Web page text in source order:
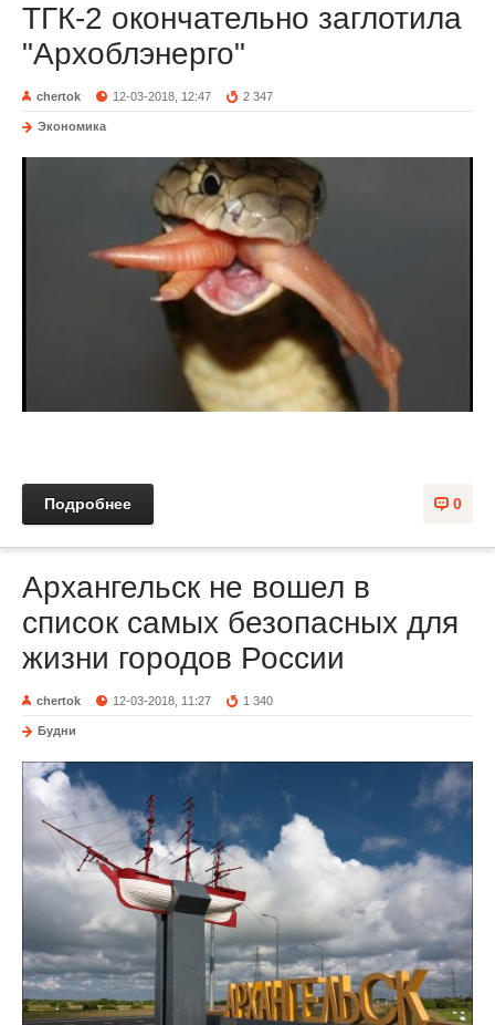
ТГК-2 окончательно заглотила
"Архоблэнерго"
chertok 12-03-2018, 12:47 2 347
Экономика
0
Подробнее
Архангельск не вошел в
список самых безопасных для
жизни городов России
chertok 12-03-2018, 11:27 1 340
Будни